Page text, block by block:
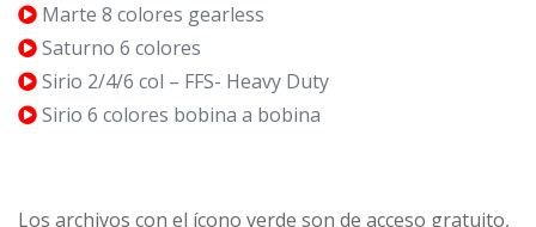
Marte 8 colores gearless
Saturno 6 colores
Sirio 2/4/6 col – FFS- Heavy Duty
Sirio 6 colores bobina a bobina
Los archivos con el ícono verde son de acceso gratuito,